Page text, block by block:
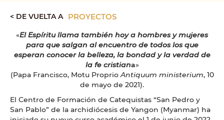
< DE VUELTA A PROYECTOS
«El Espíritu llama también hoy a hombres y mujeres
para que salgan al encuentro de todos los que
esperan conocer la belleza, la bondad y la verdad de
la fe cristiana»
(Papa Francisco, Motu ProprioAntiquum ministerium, 10
de mayo de 2021).
El Centro de Formación de Catequistas “San Pedro y
San Pablo” de la archidiócesis de Yangon (Myanmar) ha